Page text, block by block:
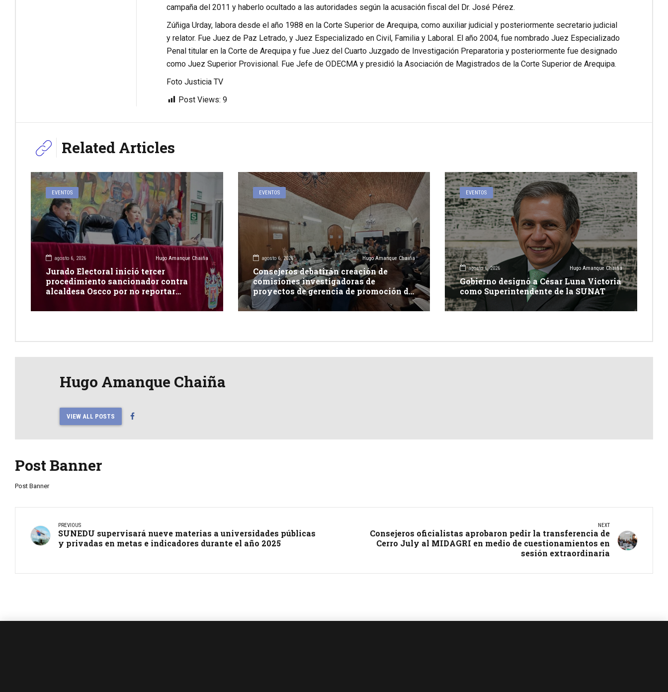
campaña del 2011 y haberlo ocultado a las autoridades según la acusación fiscal del Dr. José Pérez.
Zúñiga Urday, labora desde el año 1988 en la Corte Superior de Arequipa, como auxiliar judicial y posteriormente secretario judicial
y relator. Fue Juez de Paz Letrado, y Juez Especializado en Civil, Familia y Laboral. El año 2004, fue nombrado Juez Especializado
Penal titular en la Corte de Arequipa y fue Juez del Cuarto Juzgado de Investigación Preparatoria y posteriormente fue designado
como Juez Superior Provisional. Fue Jefe de ODECMA y presidió la Asociación de Magistrados de la Corte Superior de Arequipa.
Foto Justicia TV
Post Views: 9
Related Articles
EVENTOS
agosto 6, 2026 Hugo Amanque Chaiña
Jurado Electoral inició tercer
procedimiento sancionador contra
alcaldesa Oscco por no reportar
EVENTOS
agosto 6, 2026 Hugo Amanque Chaiña
Consejeros debatirán creación de
comisiones investigadoras de
proyectos de gerencia de promoción de
inversión y carretera en Caylloma
EVENTOS
agosto 6, 2026 Hugo Amanque Chaiña
Gobierno designó a César Luna Victoria
como Superintendente de la SUNAT
Hugo Amanque Chaiña
VIEW ALL POSTS
Post Banner
Post Banner
PREVIOUS
SUNEDU supervisará nueve materias a universidades públicas
y privadas en metas e indicadores durante el año 2025
NEXT
Consejeros oficialistas aprobaron pedir la transferencia de
Cerro July al MIDAGRI en medio de cuestionamientos en
sesión extraordinaria